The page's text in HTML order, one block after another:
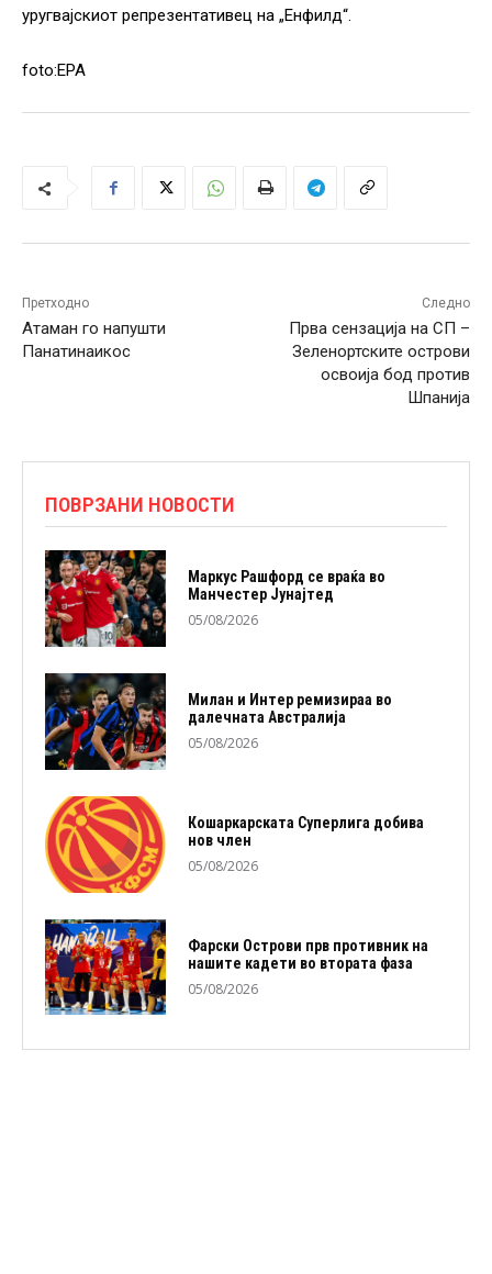
уругвајскиот репрезентативец на „Енфилд“.
foto:EPA
Претходно
Атаман го напушти
Панатинаикос
Следно
Прва сензација на СП –
Зеленортските острови
освоија бод против
Шпанија
ПОВРЗАНИ НОВОСТИ
Маркус Рашфорд се враќа во
Манчестер Јунајтед
05/08/2026
Милан и Интер ремизираа во
далечната Австралија
05/08/2026
Кошаркарската Суперлига добива
нов член
05/08/2026
Фарски Острови прв противник на
нашите кадети во втората фаза
05/08/2026